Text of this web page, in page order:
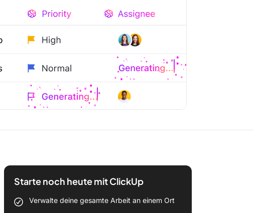
Starte noch heute mit ClickUp
Verwalte deine gesamte Arbeit an einem Ort